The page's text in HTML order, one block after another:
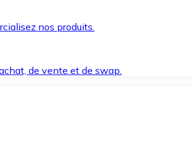
nos produits.
de vente et de swap.